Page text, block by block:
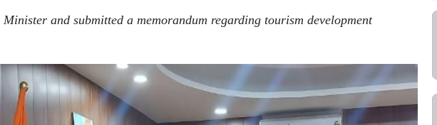
and submitted a memorandum regarding tourism development